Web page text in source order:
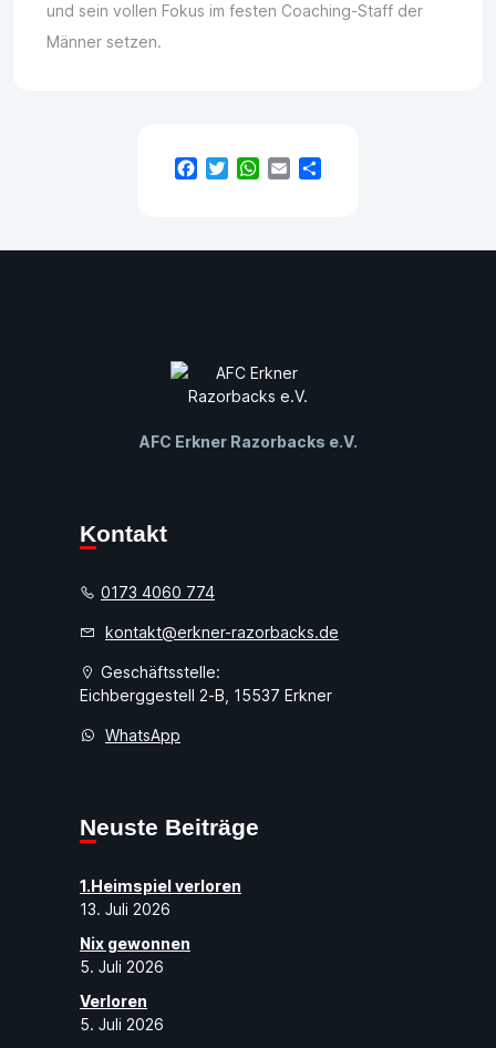
und sein vollen Fokus im festen Coaching-Staff der
Männer setzen.
Facebook
TwitterWhatsApp
Email
AFC Erkner Razorbacks e.V.
Kontakt
0173 4060 774
kontakt@erkner-razorbacks.de
Geschäftsstelle:
Eichberggestell 2-B, 15537 Erkner
WhatsApp
Neuste Beiträge
1.Heimspiel verloren
13. Juli 2026
Nix gewonnen
5. Juli 2026
Verloren
5. Juli 2026